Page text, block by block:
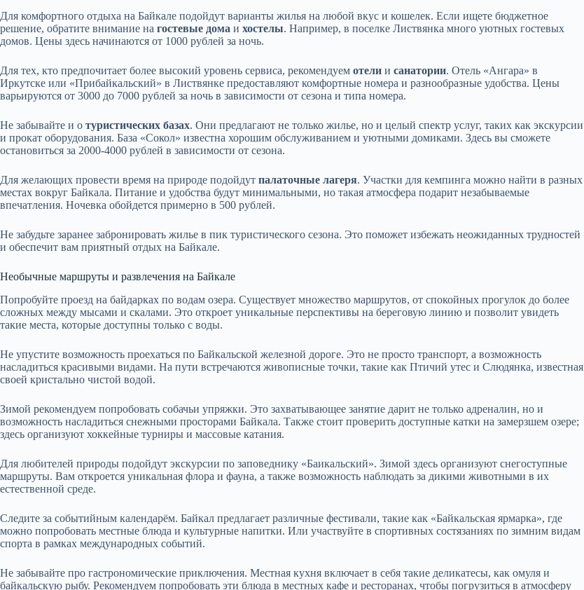
Для комфортного отдыха на Байкале подойдут варианты жилья на любой вкус и кошелек. Если ищете бюджетное
решение, обратите внимание на гостевые дома и хостелы. Например, в поселке Листвянка много уютных гостевых
домов. Цены здесь начинаются от 1000 рублей за ночь.
Для тех, кто предпочитает более высокий уровень сервиса, рекомендуем отели и санатории. Отель «Ангара» в
Иркутске или «Прибайкальский» в Листвянке предоставляют комфортные номера и разнообразные удобства. Цены
варьируются от 3000 до 7000 рублей за ночь в зависимости от сезона и типа номера.
Не забывайте и о туристических базах. Они предлагают не только жилье, но и целый спектр услуг, таких как экскурсии
и прокат оборудования. База «Сокол» известна хорошим обслуживанием и уютными домиками. Здесь вы сможете
остановиться за 2000-4000 рублей в зависимости от сезона.
Для желающих провести время на природе подойдут палаточные лагеря. Участки для кемпинга можно найти в разных
местах вокруг Байкала. Питание и удобства будут минимальными, но такая атмосфера подарит незабываемые
впечатления. Ночевка обойдется примерно в 500 рублей.
Не забудьте заранее забронировать жилье в пик туристического сезона. Это поможет избежать неожиданных трудностей
и обеспечит вам приятный отдых на Байкале.
Необычные маршруты и развлечения на Байкале
Попробуйте проезд на байдарках по водам озера. Существует множество маршрутов, от спокойных прогулок до более
сложных между мысами и скалами. Это откроет уникальные перспективы на береговую линию и позволит увидеть
такие места, которые доступны только с воды.
Не упустите возможность проехаться по Байкальской железной дороге. Это не просто транспорт, а возможность
насладиться красивыми видами. На пути встречаются живописные точки, такие как Птичий утес и Слюдянка, известная
своей кристально чистой водой.
Зимой рекомендуем попробовать собачьи упряжки. Это захватывающее занятие дарит не только адреналин, но и
возможность насладиться снежными просторами Байкала. Также стоит проверить доступные катки на замерзшем озере;
здесь организуют хоккейные турниры и массовые катания.
Для любителей природы подойдут экскурсии по заповеднику «Баикальский». Зимой здесь организуют снегоступные
маршруты. Вам откроется уникальная флора и фауна, а также возможность наблюдать за дикими животными в их
естественной среде.
Следите за событийным календарём. Байкал предлагает различные фестивали, такие как «Байкальская ярмарка», где
можно попробовать местные блюда и культурные напитки. Или участвуйте в спортивных состязаниях по зимним видам
спорта в рамках международных событий.
Не забывайте про гастрономические приключения. Местная кухня включает в себя такие деликатесы, как омуля и
байкальскую рыбу. Рекомендуем попробовать эти блюда в местных кафе и ресторанах, чтобы погрузиться в атмосферу